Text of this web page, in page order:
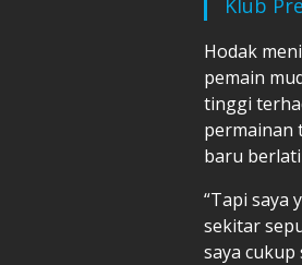
Hodak
pemain
tinggi
permainan
baru
“Tapi saya
sekitar
saya cukup